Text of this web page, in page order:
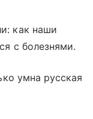
как наши
с болезнями.
умна русская